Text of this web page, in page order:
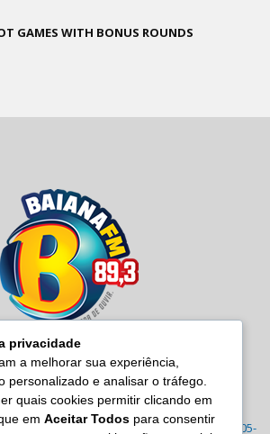
GAMES WITH BONUS ROUNDS
Joana Angélica, 395 – Malembá, CEP: 43805-
privacidade
a melhorar sua experiência,
personalizado e analisar o tráfego.
quais cookies permitir clicando em
em Aceitar Todos para consentir